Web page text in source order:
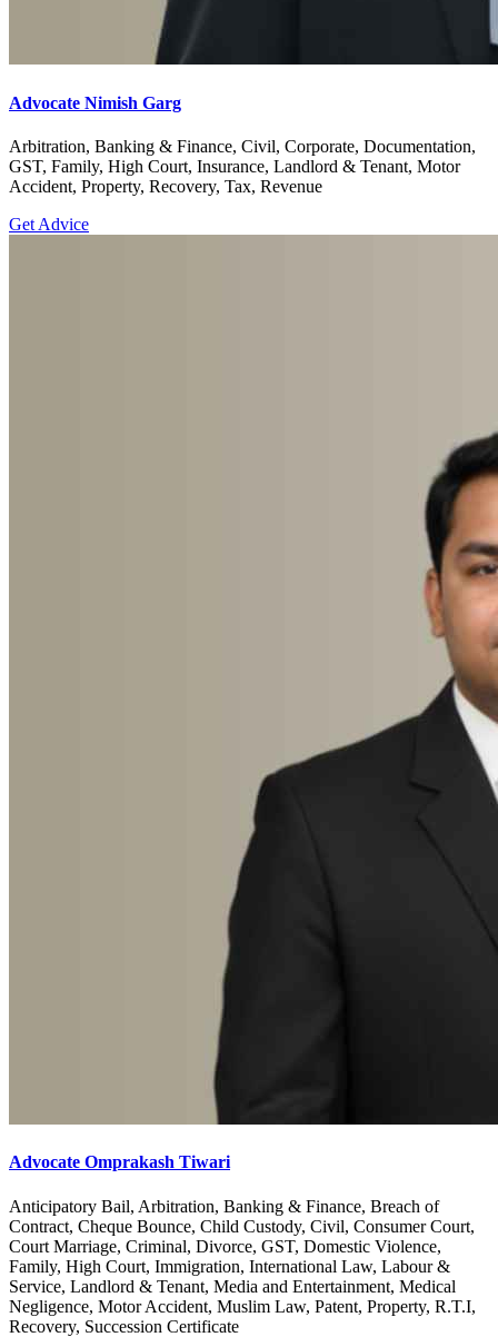
Advocate Nimish Garg
Arbitration, Banking & Finance, Civil, Corporate, Documentation,
GST, Family, High Court, Insurance, Landlord & Tenant, Motor
Accident, Property, Recovery, Tax, Revenue
Get Advice
Advocate Omprakash Tiwari
Anticipatory Bail, Arbitration, Banking & Finance, Breach of
Contract, Cheque Bounce, Child Custody, Civil, Consumer Court,
Court Marriage, Criminal, Divorce, GST, Domestic Violence,
Family, High Court, Immigration, International Law, Labour &
Service, Landlord & Tenant, Media and Entertainment, Medical
Negligence, Motor Accident, Muslim Law, Patent, Property, R.T.I,
Recovery, Succession Certificate